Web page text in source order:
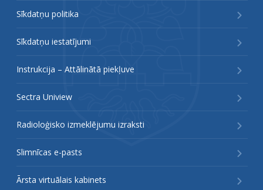
Sīkdatņu politika
Sīkdatņu iestatījumi
Instrukcija – Attālinātā piekļuve
Sectra Uniview
Radioloģisko izmeklējumu izraksti
Slimnīcas e-pasts
Ārsta virtuālais kabinets